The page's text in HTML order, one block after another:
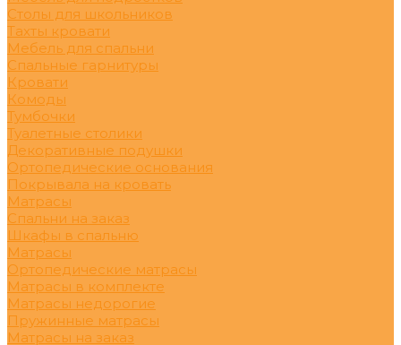
Столы для школьников
Тахты кровати
Мебель для спальни
Спальные гарнитуры
Кровати
Комоды
Тумбочки
Туалетные столики
Декоративные подушки
Ортопедические основания
Покрывала на кровать
Матрасы
Спальни на заказ
Шкафы в спальню
Матрасы
Ортопедические матрасы
Матрасы в комплекте
Матрасы недорогие
Пружинные матрасы
Матрасы на заказ